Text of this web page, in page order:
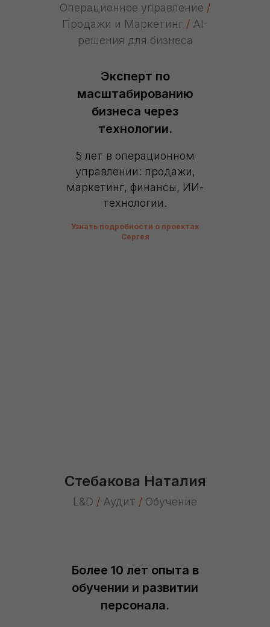
Операционное управление /
Продажи и Маркетинг / AI-
решения для бизнеса
Эксперт по
масштабированию
бизнеса через
технологии.
5 лет в операционном
управлении: продажи,
маркетинг, финансы, ИИ-
технологии.
Узнать подробности о проектах
Сергея
Стебакова Наталия
L&D / Аудит / Обучение
Более 10 лет опыта в
обучении и развитии
персонала.